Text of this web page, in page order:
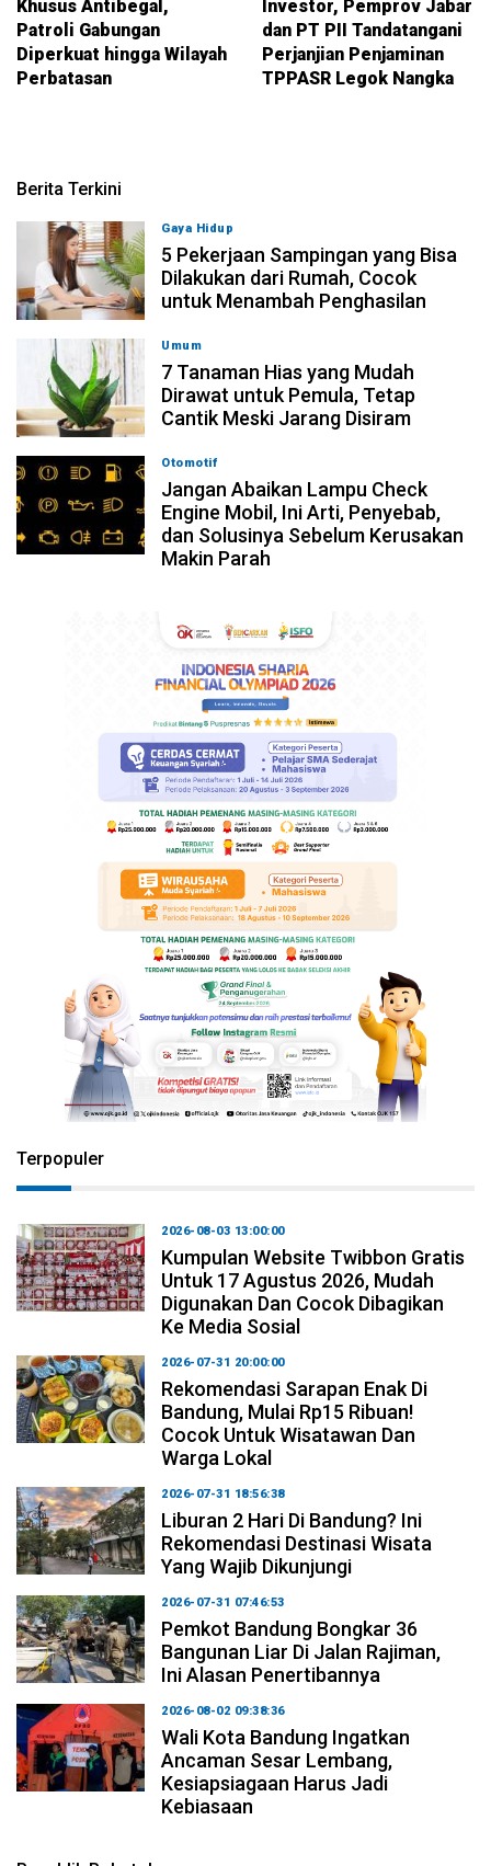
Khusus Antibegal,
Patroli Gabungan
Diperkuat hingga Wilayah
Perbatasan
Investor, Pemprov Jabar
dan PT PII Tandatangani
Perjanjian Penjaminan
TPPASR Legok Nangka
Berita Terkini
Gaya Hidup
5 Pekerjaan Sampingan yang Bisa
Dilakukan dari Rumah, Cocok
untuk Menambah Penghasilan
Umum
7 Tanaman Hias yang Mudah
Dirawat untuk Pemula, Tetap
Cantik Meski Jarang Disiram
Otomotif
Jangan Abaikan Lampu Check
Engine Mobil, Ini Arti, Penyebab,
dan Solusinya Sebelum Kerusakan
Makin Parah
Terpopuler
2026-08-03 13:00:00
Kumpulan Website Twibbon Gratis
Untuk 17 Agustus 2026, Mudah
Digunakan Dan Cocok Dibagikan
Ke Media Sosial
2026-07-31 20:00:00
Rekomendasi Sarapan Enak Di
Bandung, Mulai Rp15 Ribuan!
Cocok Untuk Wisatawan Dan
Warga Lokal
2026-07-31 18:56:38
Liburan 2 Hari Di Bandung? Ini
Rekomendasi Destinasi Wisata
Yang Wajib Dikunjungi
2026-07-31 07:46:53
Pemkot Bandung Bongkar 36
Bangunan Liar Di Jalan Rajiman,
Ini Alasan Penertibannya
2026-08-02 09:38:36
Wali Kota Bandung Ingatkan
Ancaman Sesar Lembang,
Kesiapsiagaan Harus Jadi
Kebiasaan